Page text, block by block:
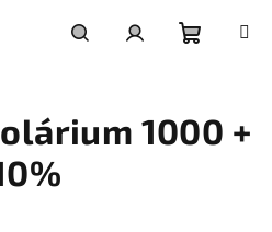
košík
1000 +